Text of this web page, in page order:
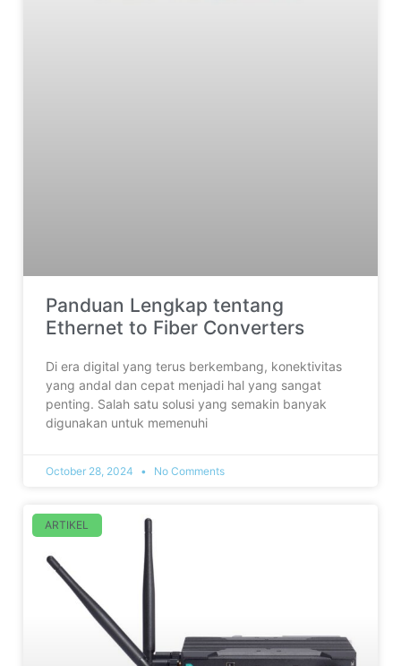
Panduan Lengkap tentang
Ethernet to Fiber Converters
Di era digital yang terus berkembang, konektivitas
yang andal dan cepat menjadi hal yang sangat
penting. Salah satu solusi yang semakin banyak
digunakan untuk memenuhi
October 28, 2024 No Comments
ARTIKEL